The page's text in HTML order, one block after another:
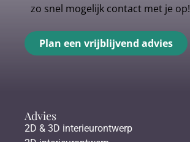
zo snel mogelijk contact met je op!
Plan een vrijblijvend advies
Advies
2D & 3D interieurontwerp